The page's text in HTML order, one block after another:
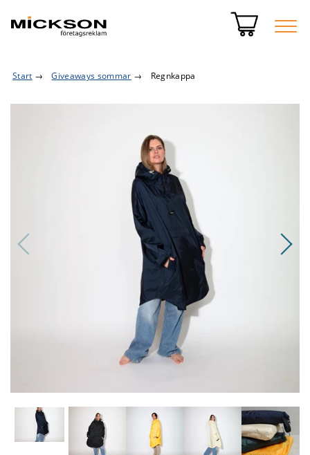
Start → Giveaways sommar → Regnkappa